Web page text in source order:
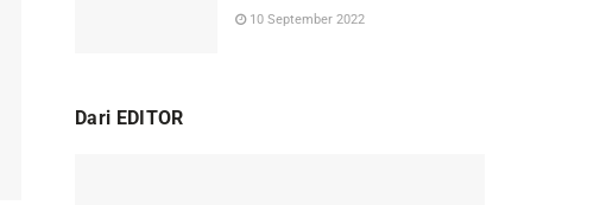
10 September 2022
Dari EDITOR